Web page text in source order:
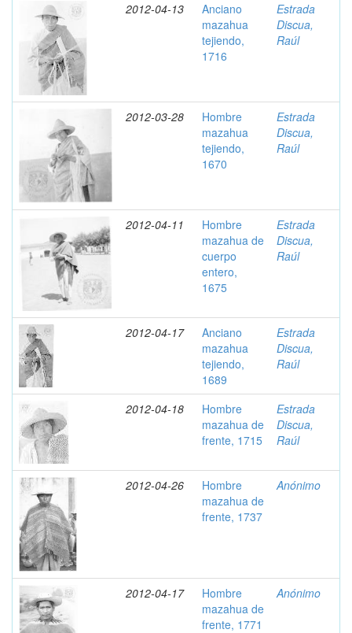
2012-04-13
Anciano
mazahua
tejiendo,
1716
Estrada
Discua,
Raúl
2012-03-28
Hombre
mazahua
tejiendo,
1670
Estrada
Discua,
Raúl
2012-04-11
Hombre
mazahua de
cuerpo
entero,
1675
Estrada
Discua,
Raúl
2012-04-17
Anciano
mazahua
tejiendo,
1689
Estrada
Discua,
Raúl
2012-04-18
Hombre
mazahua de
frente, 1715
Estrada
Discua,
Raúl
2012-04-26
Hombre
mazahua de
frente, 1737
Anónimo
2012-04-17
Hombre
mazahua de
frente, 1771
Anónimo